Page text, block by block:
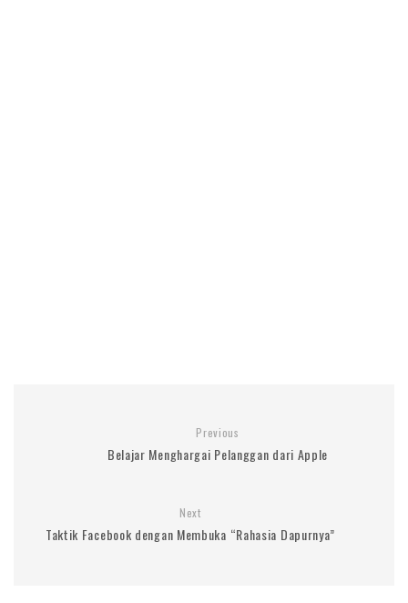
Previous
Belajar Menghargai Pelanggan dari Apple
Next
Taktik Facebook dengan Membuka “Rahasia Dapurnya”